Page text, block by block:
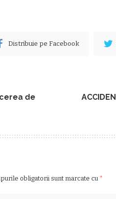
Distribuie pe Facebook
de
obligatorii sunt marcate cu *